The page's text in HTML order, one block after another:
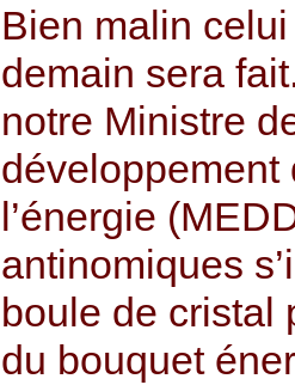
Bien malin
demain sera
notre Ministre
développement
l’énergie
antinomiques
boule de cristal
du bouquet